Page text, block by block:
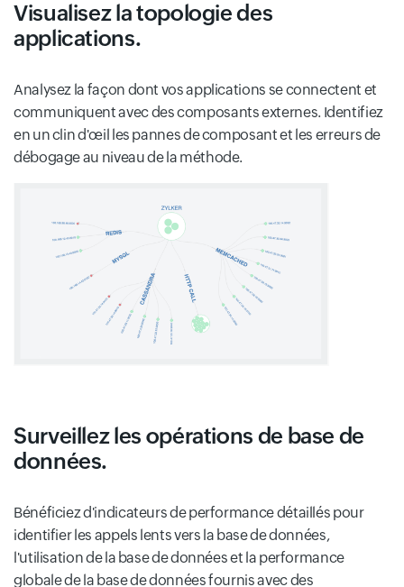
Visualisez la topologie des
applications.
Analysez la façon dont vos applications se connectent et
communiquent avec des composants externes. Identifiez
en un clin d'œil les pannes de composant et les erreurs de
débogage au niveau de la méthode.
Surveillez les opérations de base de
données.
Bénéficiez d'indicateurs de performance détaillés pour
identifier les appels lents vers la base de données,
l'utilisation de la base de données et la performance
globale de la base de données fournis avec des